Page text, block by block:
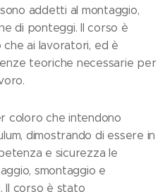
addetti al montaggio,
di ponteggi. Il corso è
ai lavoratori, ed è
teoriche necessarie per
coloro che intendono
dimostrando di essere in
e sicurezza le
smontaggio e
Il corso è stato